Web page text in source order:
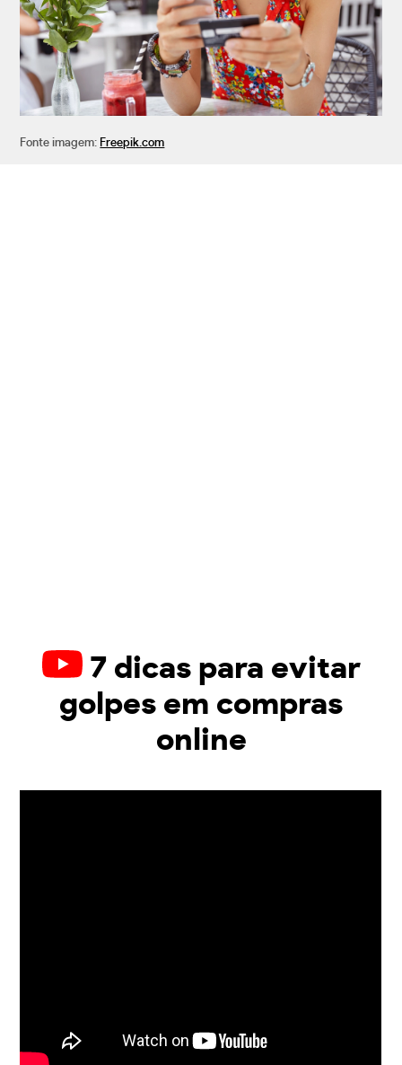
Fonte imagem: Freepik.com
7 dicas para evitar
golpes em compras
online